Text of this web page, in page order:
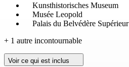
Kunsthistorisches Museum
Musée Leopold
Palais du Belvédère Supérieur
+ 1 autre incontournable
Voir ce qui est inclus